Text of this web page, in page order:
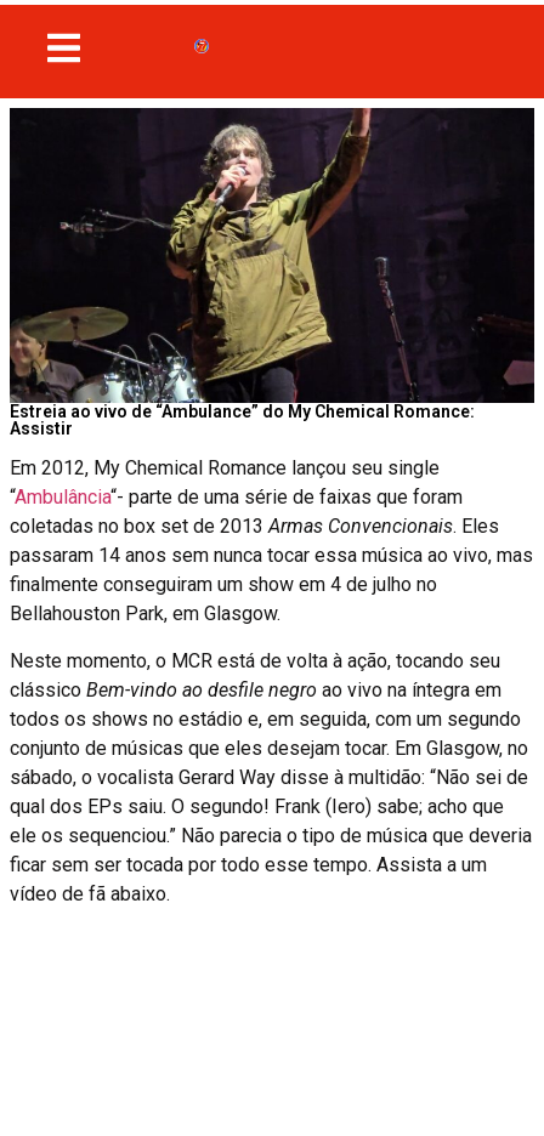
Estreia ao vivo de “Ambulance” do My Chemical Romance:
Assistir
Em 2012, My Chemical Romance lançou seu single
“Ambulância“- parte de uma série de faixas que foram
coletadas no box set de 2013Armas Convencionais. Eles
passaram 14 anos sem nunca tocar essa música ao vivo, mas
finalmente conseguiram um show em 4 de julho no
Bellahouston Park, em Glasgow.
Neste momento, o MCR está de volta à ação, tocando seu
clássico Bem-vindo ao desfile negro ao vivo na íntegra em
todos os shows no estádio e, em seguida, com um segundo
conjunto de músicas que eles desejam tocar. Em Glasgow, no
sábado, o vocalista Gerard Way disse à multidão: “Não sei de
qual dos EPs saiu. O segundo! Frank (Iero) sabe; acho que
ele os sequenciou.” Não parecia o tipo de música que deveria
ficar sem ser tocada por todo esse tempo. Assista a um
vídeo de fã abaixo.